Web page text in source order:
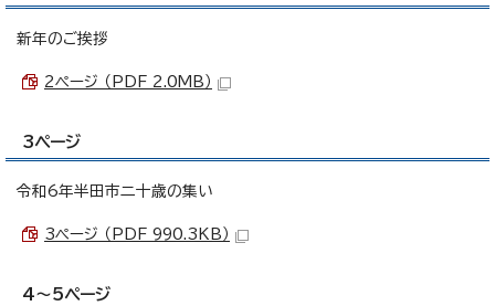
新年のご挨拶
2ページ （PDF 2.0MB）
3ページ
令和6年半田市二十歳の集い
3ページ （PDF 990.3KB）
4～5ページ